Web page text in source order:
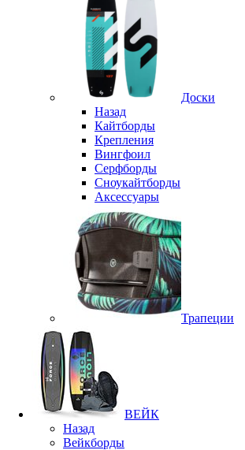
Доски
Назад
Кайтборды
Крепления
Вингфоил
Серфборды
Сноукайтборды
Аксессуары
Трапеции
ВЕЙК
Назад
Вейкборды